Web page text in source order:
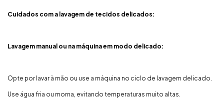
Cuidados com a lavagem de tecidos delicados:
Lavagem manual ou na máquina em modo delicado:
Opte por lavar à mão ou use a máquina no ciclo de lavagem delicado.
Use água fria ou morna, evitando temperaturas muito altas.